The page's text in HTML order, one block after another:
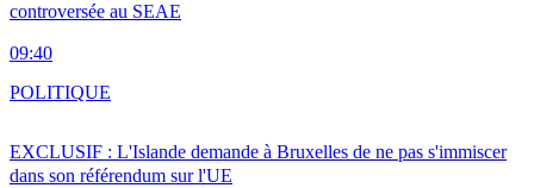
controversée au SEAE
09:40
EXCLUSIF : L'Islande demande à Bruxelles de ne pas s'immiscer
dans son référendum sur l'UE
POLITIQUE